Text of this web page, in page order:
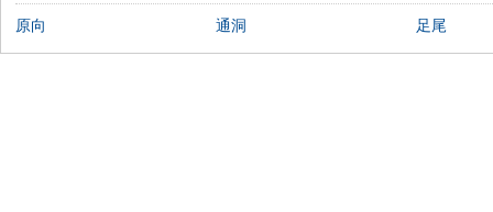
原向 通洞 足尾